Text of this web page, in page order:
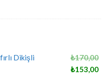
Dikişli
₺170,00
₺153,00